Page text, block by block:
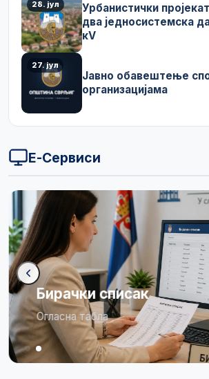
28. јул
Урбанистички
два једносистемска
кV
27. јул
Јавно обавештење
организацијама
Е-Сервиси
Бирачки списак
Огласна табла